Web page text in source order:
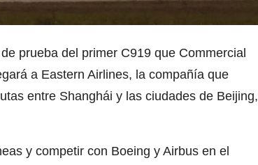
prueba del primer C919 que Commercial
a Eastern Airlines, la compañía que
entre Shanghái y las ciudades de Beijing,
y competir con Boeing y Airbus en el